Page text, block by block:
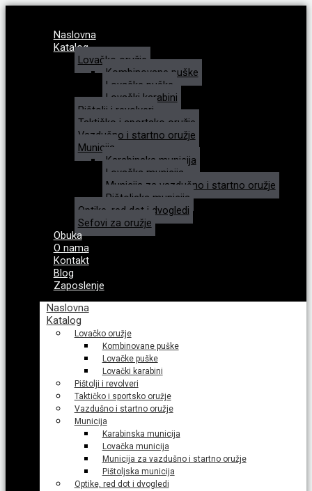
Naslovna
Katalog
Lovačko oružje
Kombinovane puške
Lovačke puške
Lovački karabini
Pištolji i revolveri
Taktičko i sportsko oružje
Vazdušno i startno oružje
Municija
Karabinska municija
Lovačka municija
Municija za vazdušno i startno oružje
Pištoljska municija
Optike, red dot i dvogledi
Sefovi za oružje
Obuka
O nama
Kontakt
Blog
Zaposlenje
Naslovna
Katalog
Lovačko oružje
Kombinovane puške
Lovačke puške
Lovački karabini
Pištolji i revolveri
Taktičko i sportsko oružje
Vazdušno i startno oružje
Municija
Karabinska municija
Lovačka municija
Municija za vazdušno i startno oružje
Pištoljska municija
Optike, red dot i dvogledi